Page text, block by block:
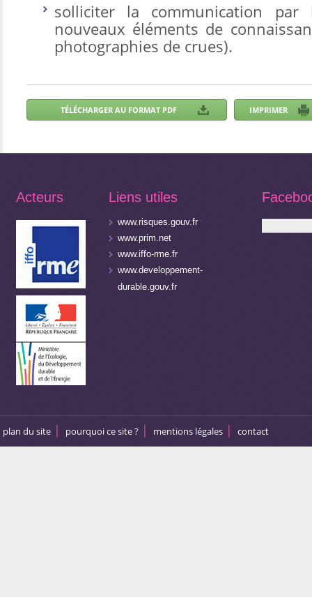
solliciter la communication par
nouveaux éléments de
photographies de crues).
Acteurs Liens utiles
www.risques.gouv.fr
www.prim.net
www.iffo-rme.fr
www.developpement-
durable.gouv.fr
plan du site pourquoi ce site ? mentions légales contact